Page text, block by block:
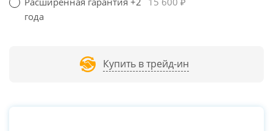
года
Купить в трейд-ин